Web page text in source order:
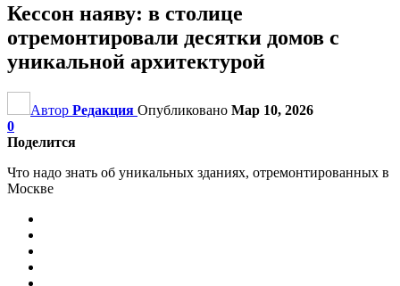
Кессон наяву: в столице
отремонтировали десятки домов с
уникальной архитектурой
Автор Редакция Опубликовано Мар 10, 2026
0
Поделится
Что надо знать об уникальных зданиях, отремонтированных в
Москве